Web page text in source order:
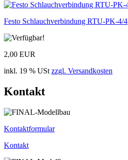
Festo Schlauchverbindung RTU-PK-4/4
2,00 EUR
inkl. 19 % USt zzgl. Versandkosten
Kontakt
Kontaktformular
Kontakt